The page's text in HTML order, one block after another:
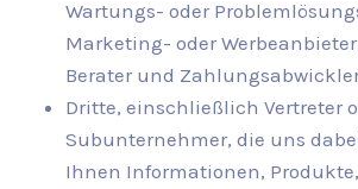
Wartungs- oder
Marketing- oder
Berater und
Dritte, einschließlich Vertreter
Subunternehmer, die uns
Ihnen Informationen, Produkte,